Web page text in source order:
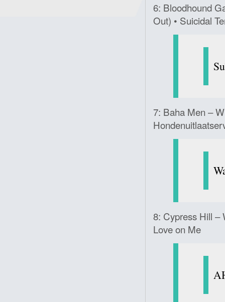
6: Bloodhound
Out) • Suicidal
7: Baha Men –
8: Cypress Hill –
Love on Me